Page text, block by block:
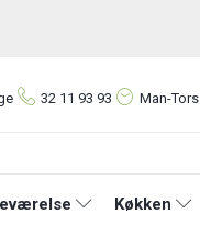
32 11 93 93 Man-Tors
Køkken